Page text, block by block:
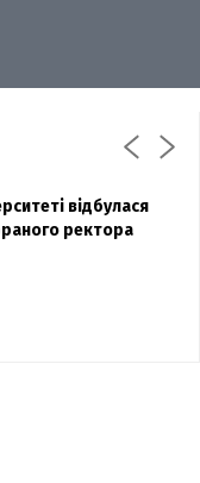
біль»:
Діанов вдруге
фото з весілля
відбулася
ректора